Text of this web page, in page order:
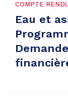
COMPTE
Eau et